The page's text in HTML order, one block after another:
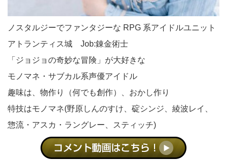
ノスタルジーでファンタジーな RPG 系アイドルユニット
アトランティス城 Job:錬金術士
「ジョジョの奇妙な冒険」が大好きな
モノマネ・サブカル系声優アイドル
趣味は、物作り（何でも創作）、おかし作り
特技はモノマネ(野原しんのすけ、碇シンジ、綾波レイ、
惣流・アスカ・ラングレー、スティッチ)